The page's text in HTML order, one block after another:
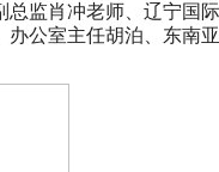
监肖冲老师、辽宁国
公室主任胡泊、东南